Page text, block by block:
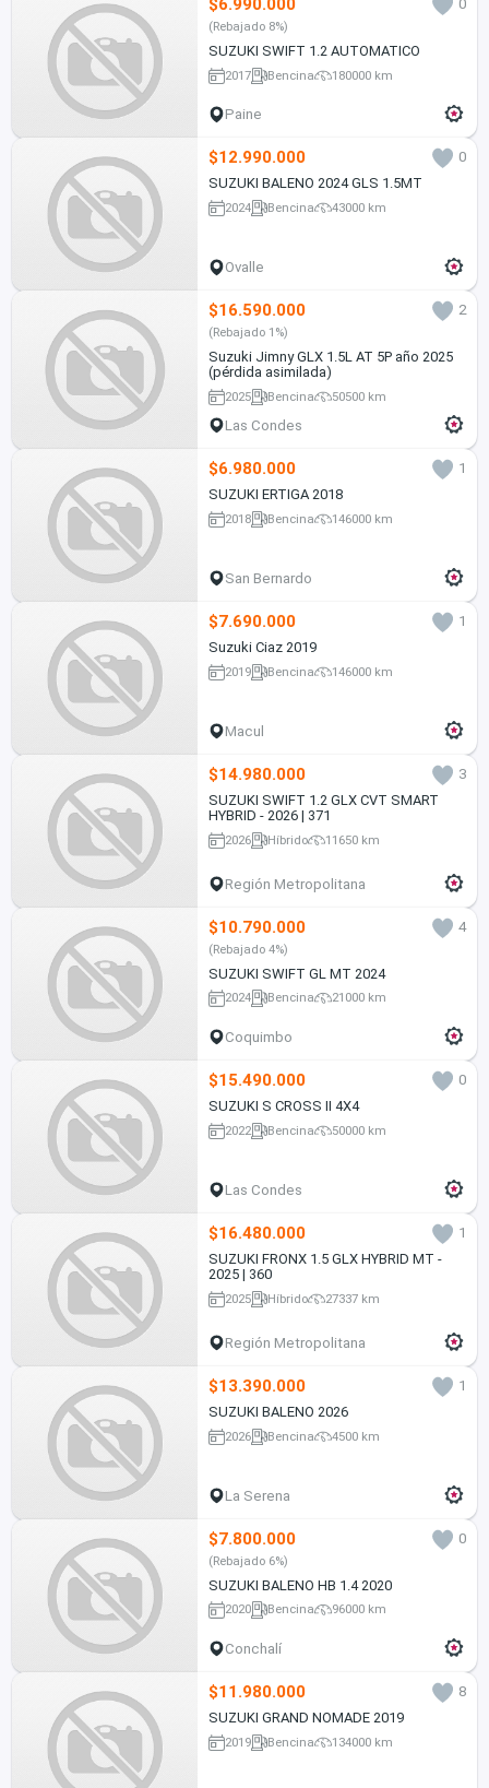
$6.990.000 0
(Rebajado 8%)
SUZUKI SWIFT 1.2 AUTOMATICO
2017 Bencina 180000 km
Paine
$12.990.000
0
SUZUKI BALENO 2024 GLS 1.5MT
2024 Bencina 43000 km
Ovalle
$16.590.000 2
(Rebajado 1%)
Suzuki Jimny GLX 1.5L AT 5P año 2025
(pérdida asimilada)
2025 Bencina 50500 km
Las Condes
$6.980.000
1
SUZUKI ERTIGA 2018
2018 Bencina 146000 km
San Bernardo
$7.690.000
1
Suzuki Ciaz 2019
2019 Bencina 146000 km
Macul
$14.980.000
3
SUZUKI SWIFT 1.2 GLX CVT SMART
HYBRID - 2026 | 371
2026 Híbrido 11650 km
Región Metropolitana
$10.790.000 4
(Rebajado 4%)
SUZUKI SWIFT GL MT 2024
2024 Bencina 21000 km
Coquimbo
$15.490.000
0
SUZUKI S CROSS II 4X4
2022 Bencina 50000 km
Las Condes
$16.480.000
1
SUZUKI FRONX 1.5 GLX HYBRID MT -
2025 | 360
2025 Híbrido 27337 km
Región Metropolitana
$13.390.000
1
SUZUKI BALENO 2026
2026 Bencina 4500 km
La Serena
$7.800.000 0
(Rebajado 6%)
SUZUKI BALENO HB 1.4 2020
2020 Bencina 96000 km
Conchalí
$11.980.000
8
SUZUKI GRAND NOMADE 2019
2019 Bencina 134000 km